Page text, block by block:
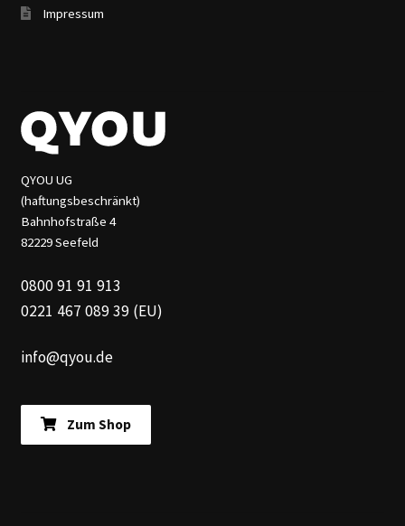
QYOU UG
(haftungsbeschränkt)
Bahnhofstraße 4
82229 Seefeld
0800 91 91 913
0221 467 089 39 (EU)
info@qyou.de
Zum Shop
Impressum